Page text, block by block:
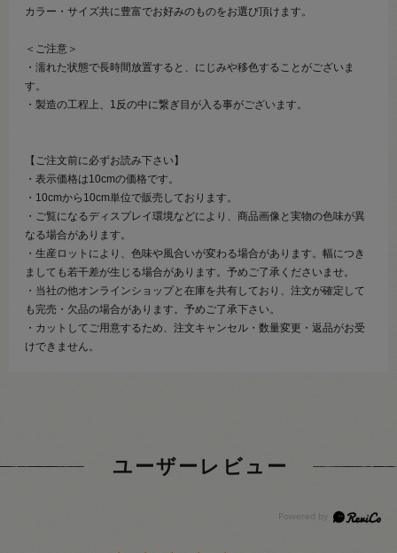
カラー・サイズ共に豊富でお好みのものをお選び頂けます。
＜ご注意＞
・濡れた状態で長時間放置すると、にじみや移色することがございま
す。
・製造の工程上、1反の中に繋ぎ目が入る事がございます。
【ご注文前に必ずお読み下さい】
・表示価格は10cmの価格です。
・10cmから10cm単位で販売しております。
・ご覧になるディスプレイ環境などにより、商品画像と実物の色味が異
なる場合があります。
・生産ロットにより、色味や風合いが変わる場合があります。幅につき
ましても若干差が生じる場合があります。予めご了承くださいませ。
・当社の他オンラインショップと在庫を共有しており、注文が確定して
も完売・欠品の場合があります。予めご了承下さい。
・カットしてご用意するため、注文キャンセル・数量変更・返品がお受
けできません。
ユーザーレビュー